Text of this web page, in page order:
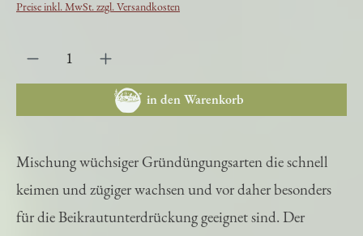
Preise inkl. MwSt. zzgl. Versandkosten
in den Warenkorb
Mischung wüchsiger Gründüngungsarten die schnell
keimen und zügiger wachsen und vor daher besonders
für die Beikrautunterdrückung geeignet sind. Der